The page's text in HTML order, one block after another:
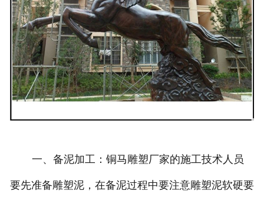
一、备泥加工：铜马雕塑厂家的施工技术人员
要先准备雕塑泥，在备泥过程中要注意雕塑泥软硬要